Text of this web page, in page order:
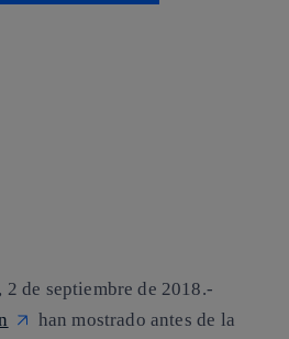
2 de septiembre de 2018.-
han mostrado antes de la